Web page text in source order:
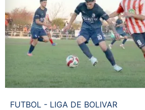
FUTBOL - LIGA DE BOLIVAR